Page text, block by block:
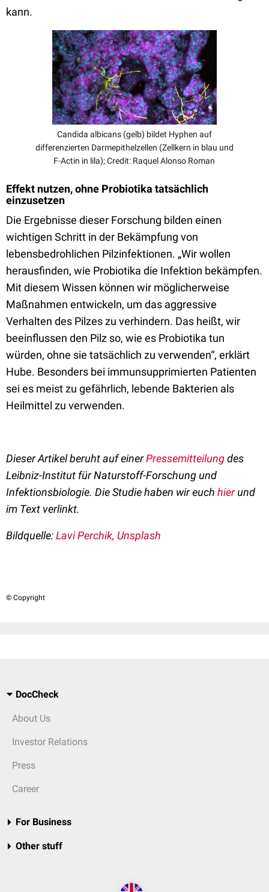
kann.
Candida albicans (gelb) bildet Hyphen auf
differenzierten Darmepithelzellen (Zellkern in blau und
F-Actin in lila); Credit: Raquel Alonso Roman
Effekt nutzen, ohne Probiotika tatsächlich
einzusetzen
Die Ergebnisse dieser Forschung bilden einen
wichtigen Schritt in der Bekämpfung von
lebensbedrohlichen Pilzinfektionen. „Wir wollen
herausfinden, wie Probiotika die Infektion bekämpfen.
Mit diesem Wissen können wir möglicherweise
Maßnahmen entwickeln, um das aggressive
Verhalten des Pilzes zu verhindern. Das heißt, wir
beeinflussen den Pilz so, wie es Probiotika tun
würden, ohne sie tatsächlich zu verwenden“, erklärt
Hube. Besonders bei immunsupprimierten Patienten
sei es meist zu gefährlich, lebende Bakterien als
Heilmittel zu verwenden.
Dieser Artikel beruht auf einerPressemitteilungdes
Leibniz-Institut für Naturstoff-Forschung und
Infektionsbiologie. Die Studie haben wir euch hierund
im Text verlinkt.
Bildquelle:Lavi Perchik, Unsplash
© Copyright
DocCheck
About Us
Investor Relations
Press
Career
For Business
Other stuff